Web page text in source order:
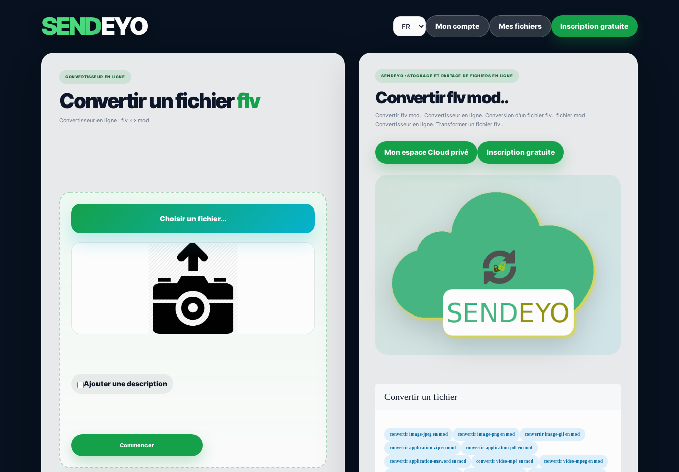
SENDEYO Mon compte Mes fichiers Inscription gratuite
CONVERTISSEUR EN LIGNE
Convertir un fichierflv
Convertisseur en ligne : flv ⇔ mod
Choisir un fichier...
Ajouter une description
SENDEYO : STOCKAGE ET PARTAGE DE FICHIERS EN LIGNE
Convertir flv mod..
Convertir flv mod.. Convertisseur en ligne. Conversion d'un fichier flv.. fichier mod.
Convertisseur en ligne. Transformer un fichier flv..
Mon espace Cloud privé Inscription gratuite
Convertir un fichier
convertir image-jpeg en mod convertir image-png en mod convertir image-gif en mod
convertir application-zip en mod convertir application-pdf en mod
convertir application-msword en mod convertir video-mp4 en mod convertir video-mpeg en mod